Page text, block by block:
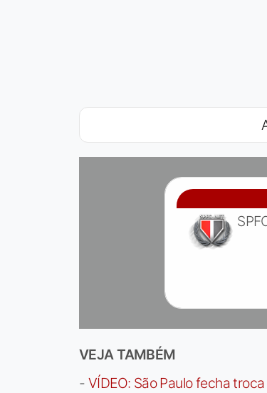
VEJA TAMBÉM
- VÍDEO: São Paulo fecha